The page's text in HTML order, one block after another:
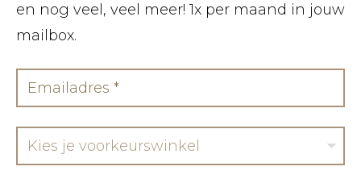
en nog veel, veel meer! 1x per maand in jouw
mailbox.
Kies je voorkeurswinkel